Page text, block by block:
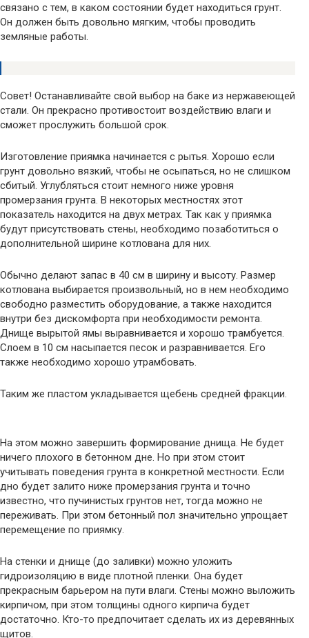
связано с тем, в каком состоянии будет находиться грунт.
Он должен быть довольно мягким, чтобы проводить
земляные работы.
Совет! Останавливайте свой выбор на баке из нержавеющей
стали. Он прекрасно противостоит воздействию влаги и
сможет прослужить большой срок.
Изготовление приямка начинается с рытья. Хорошо если
грунт довольно вязкий, чтобы не осыпаться, но не слишком
сбитый. Углубляться стоит немного ниже уровня
промерзания грунта. В некоторых местностях этот
показатель находится на двух метрах. Так как у приямка
будут присутствовать стены, необходимо позаботиться о
дополнительной ширине котлована для них.
Обычно делают запас в 40 см в ширину и высоту. Размер
котлована выбирается произвольный, но в нем необходимо
свободно разместить оборудование, а также находится
внутри без дискомфорта при необходимости ремонта.
Днище вырытой ямы выравнивается и хорошо трамбуется.
Слоем в 10 см насыпается песок и разравнивается. Его
также необходимо хорошо утрамбовать.
Таким же пластом укладывается щебень средней фракции.
На этом можно завершить формирование днища. Не будет
ничего плохого в бетонном дне. Но при этом стоит
учитывать поведения грунта в конкретной местности. Если
дно будет залито ниже промерзания грунта и точно
известно, что пучинистых грунтов нет, тогда можно не
переживать. При этом бетонный пол значительно упрощает
перемещение по приямку.
На стенки и днище (до заливки) можно уложить
гидроизоляцию в виде плотной пленки. Она будет
прекрасным барьером на пути влаги. Стены можно выложить
кирпичом, при этом толщины одного кирпича будет
достаточно. Кто-то предпочитает сделать их из деревянных
щитов.